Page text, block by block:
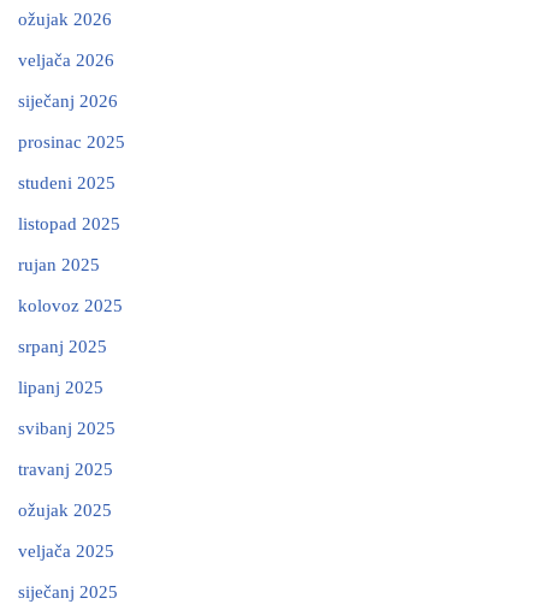
ožujak 2026
veljača 2026
siječanj 2026
prosinac 2025
studeni 2025
listopad 2025
rujan 2025
kolovoz 2025
srpanj 2025
lipanj 2025
svibanj 2025
travanj 2025
ožujak 2025
veljača 2025
siječanj 2025